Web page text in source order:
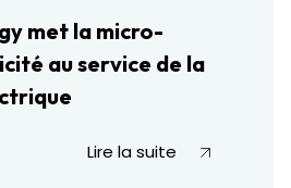
met la micro-
au service de la
Lire la suite